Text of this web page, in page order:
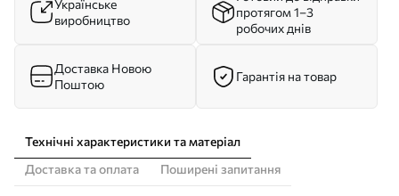
Українське
виробництво
протягом 1–3
робочих днів
Доставка Новою
Поштою
Гарантія на товар
Технічні характеристики та матеріал
Доставка та оплата
Поширені запитання